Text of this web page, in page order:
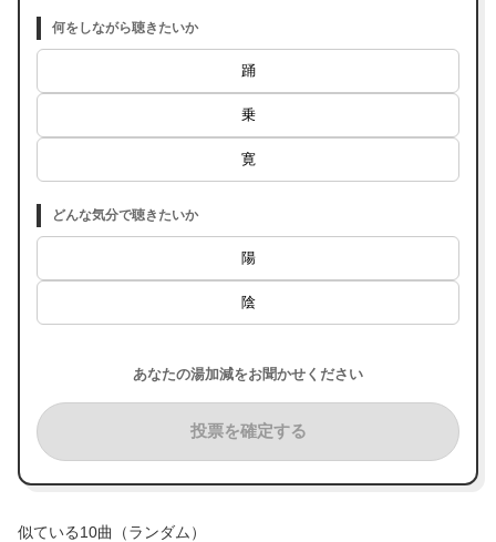
何をしながら聴きたいか
踊
乗
寛
どんな気分で聴きたいか
陽
陰
あなたの湯加減をお聞かせください
投票を確定する
似ている10曲（ランダム）